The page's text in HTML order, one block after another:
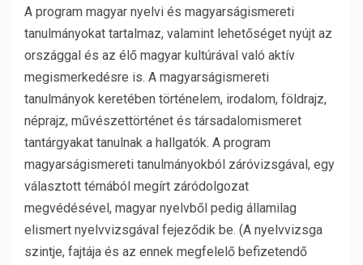
A program magyar nyelvi és magyarságismereti
tanulmányokat tartalmaz, valamint lehetőséget nyújt az
országgal és az élő magyar kultúrával való aktív
megismerkedésre is. A magyarságismereti
tanulmányok keretében történelem, irodalom, földrajz,
néprajz, művészettörténet és társadalomismeret
tantárgyakat tanulnak a hallgatók. A program
magyarságismereti tanulmányokból záróvizsgával, egy
választott témából megírt záródolgozat
megvédésével, magyar nyelvből pedig államilag
elismert nyelvvizsgával fejeződik be. (A nyelvvizsga
szintje, fajtája és az ennek megfelelő befizetendő